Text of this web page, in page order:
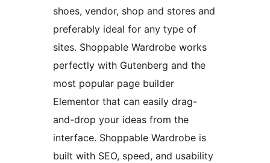
shoes, vendor, shop and stores and
preferably ideal for any type of
sites. Shoppable Wardrobe works
perfectly with Gutenberg and the
most popular page builder
Elementor that can easily drag-
and-drop your ideas from the
interface. Shoppable Wardrobe is
built with SEO, speed, and usability